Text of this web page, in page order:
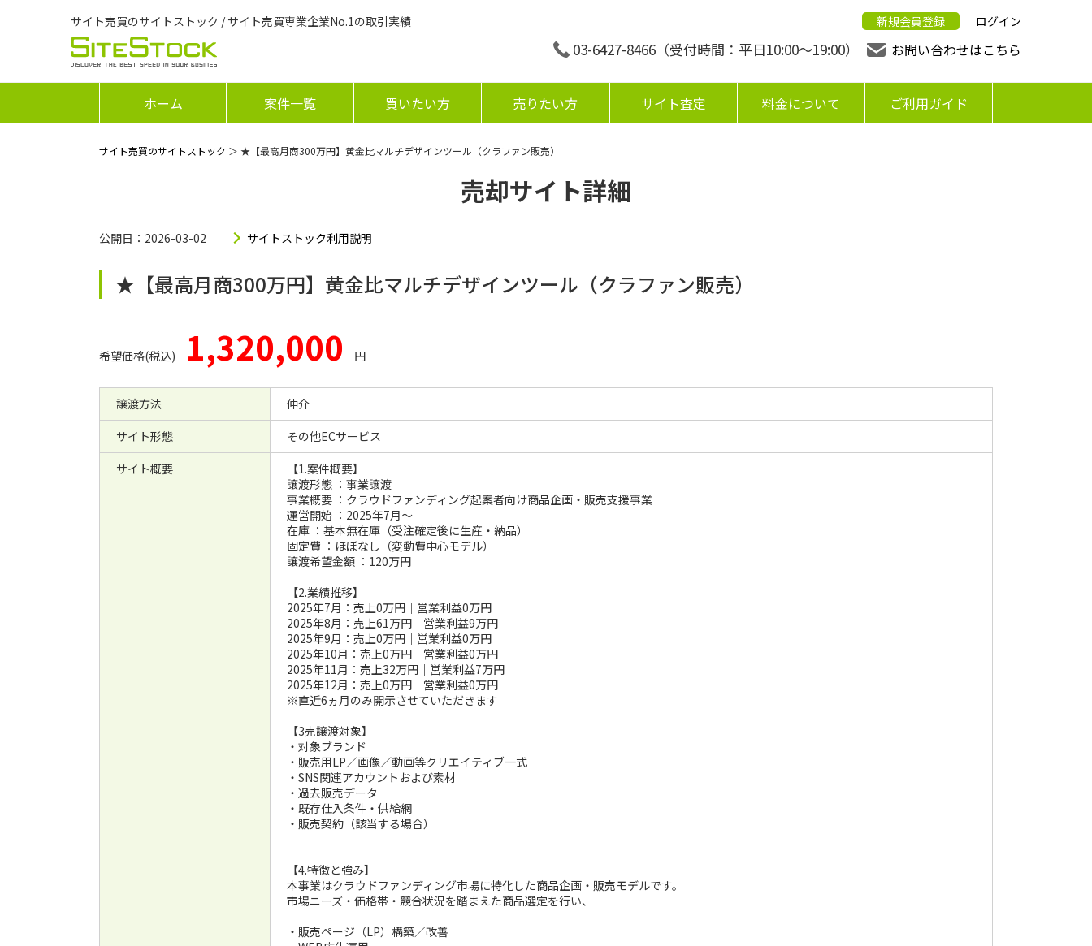
サイト売買のサイトストック / サイト売買専業企業No.1の取引実績 新規会員登録 ログイン
03-6427-8466 （受付時間：平日10:00〜19:00） お問い合わせはこちら
ホーム 案件一覧 買いたい方 売りたい方 サイト査定 料金について ご利用ガイド
サイト売買のサイトストック ＞ ★【最高月商300万円】黄金比マルチデザインツール（クラファン販売）
売却サイト詳細
公開日：2026-03-02 サイトストック利用説明
★【最高月商300万円】黄金比マルチデザインツール（クラファン販売）
希望価格(税込) 1,320,000 円
譲渡方法
仲介
サイト形態
その他ECサービス
サイト概要
【1.案件概要】
譲渡形態 ：事業譲渡
事業概要 ：クラウドファンディング起案者向け商品企画・販売支援事業
運営開始 ：2025年7月～
在庫 ：基本無在庫（受注確定後に生産・納品）
固定費 ：ほぼなし（変動費中心モデル）
譲渡希望金額 ：120万円
【2.業績推移】
2025年7月：売上0万円｜営業利益0万円
2025年8月：売上61万円｜営業利益9万円
2025年9月：売上0万円｜営業利益0万円
2025年10月：売上0万円｜営業利益0万円
2025年11月：売上32万円｜営業利益7万円
2025年12月：売上0万円｜営業利益0万円
※直近6ヵ月のみ開示させていただきます
【3売譲渡対象】
・対象ブランド
・販売用LP／画像／動画等クリエイティブ一式
・SNS関連アカウントおよび素材
・過去販売データ
・既存仕入条件・供給網
・販売契約（該当する場合）
【4.特徴と強み】
本事業はクラウドファンディング市場に特化した商品企画・販売モデルです。
市場ニーズ・価格帯・競合状況を踏まえた商品選定を行い、
・販売ページ（LP）構築／改善